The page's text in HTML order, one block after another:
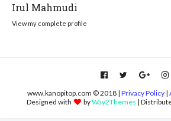
Irul Mahmudi
View my complete profile
www.kanopitop.com © 2018 | Privacy Policy |
Designed with
byWay2Themes |